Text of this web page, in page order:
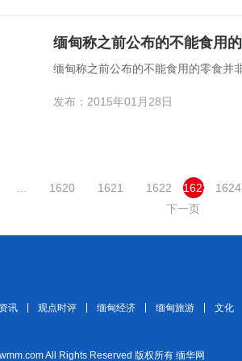
缅甸称之前公布的不能食用
缅甸称之前公布的不能食用的零食并
发布：2015年01月28日
1620 1621 1622 1623
1624
下一页
讯 观点时评 缅甸经济 缅甸旅游 文化
All Rights Reserved 版权所有 缅华网